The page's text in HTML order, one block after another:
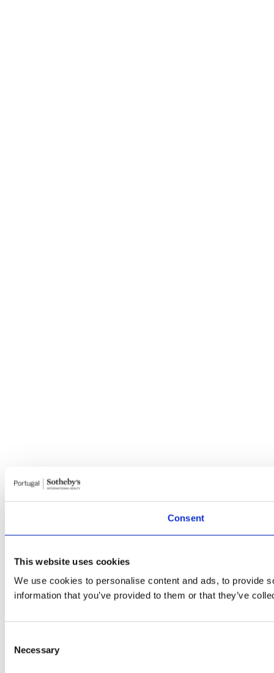
Consent
This website uses cookies
We use cookies to personalise content and ads, to provide
information that you’ve provided to them or that they’ve
Selection
Necessary